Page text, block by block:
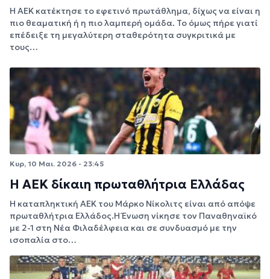
Η ΑΕΚ κατέκτησε το εφετινό πρωτάθλημα, δίχως να είναι η
πιο θεαματική ή η πιο λαμπερή ομάδα. Το όμως πήρε γιατί
επέδειξε τη μεγαλύτερη σταθερότητα συγκριτικά με
τους…
Κυρ, 10 Μαι. 2026 - 23:45
Η ΑΕΚ δίκαιη πρωταθλήτρια Ελλάδας
Η καταπληκτική ΑΕΚ του Μάρκο Νίκολιτς είναι από απόψε
πρωταθλήτρια Ελλάδος.Η Ένωση νίκησε τον Παναθηναϊκό
με 2-1 στη Νέα Φιλαδέλφεια και σε συνδυασμό με την
ισοπαλία στο…